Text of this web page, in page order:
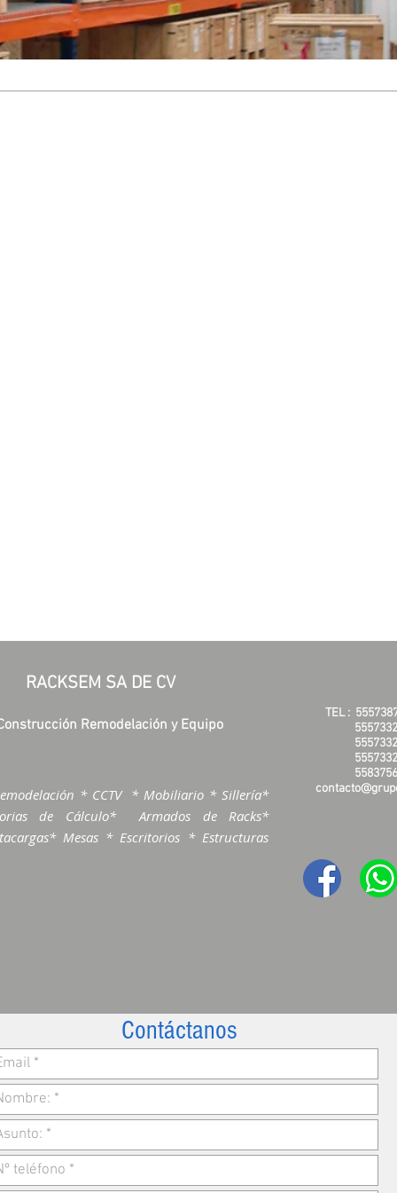
RACKSEM SA DE CV
Remodelación y Equipo
* CCTV * Mobiliario * Sillería*
de Cálculo* Armados de Racks*
Mesas * Escritorios * Estructuras
TEL :
Contáctanos